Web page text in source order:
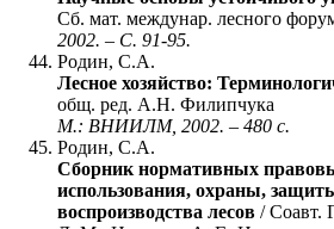
Сб. мат. междунар. лесного
2002. – С. 91-95.
Родин, С.А.
Лесное хозяйство:
общ. ред. А.Н. Филипчука
М.: ВНИИЛМ, 2002. – 480 с.
Родин, С.А.
Сборник нормативных
использования, охраны,
воспроизводства лесов / Соавт.